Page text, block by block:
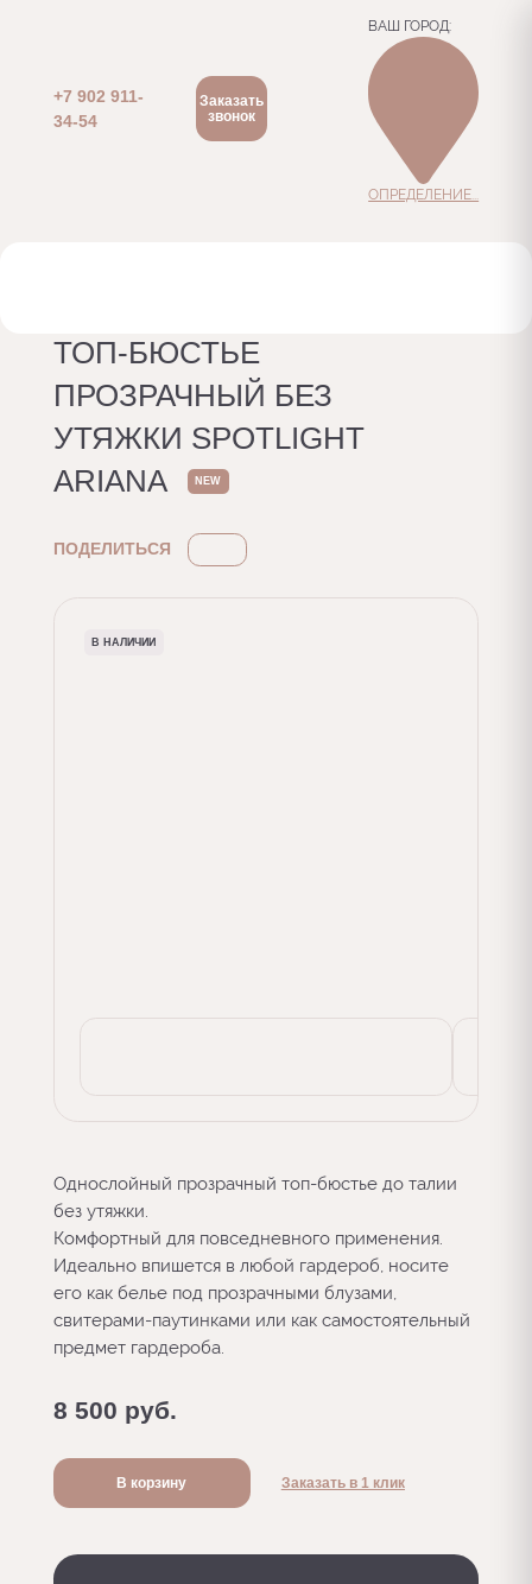
+7 902 911-
34-54
Заказать
звонок
ВАШ ГОРОД:
ОПРЕДЕЛЕНИЕ...
ТОП-БЮСТЬЕ
ПРОЗРАЧНЫЙ БЕЗ
УТЯЖКИ SPOTLIGHT
ARIANA
NEW
ПОДЕЛИТЬСЯ
В НАЛИЧИИ
Однослойный прозрачный топ-бюстье до талии
без утяжки.
Комфортный для повседневного применения.
Идеально впишется в любой гардероб, носите
его как белье под прозрачными блузами,
свитерами-паутинками или как самостоятельный
предмет гардероба.
8 500 руб.
В корзину Заказать в 1 клик